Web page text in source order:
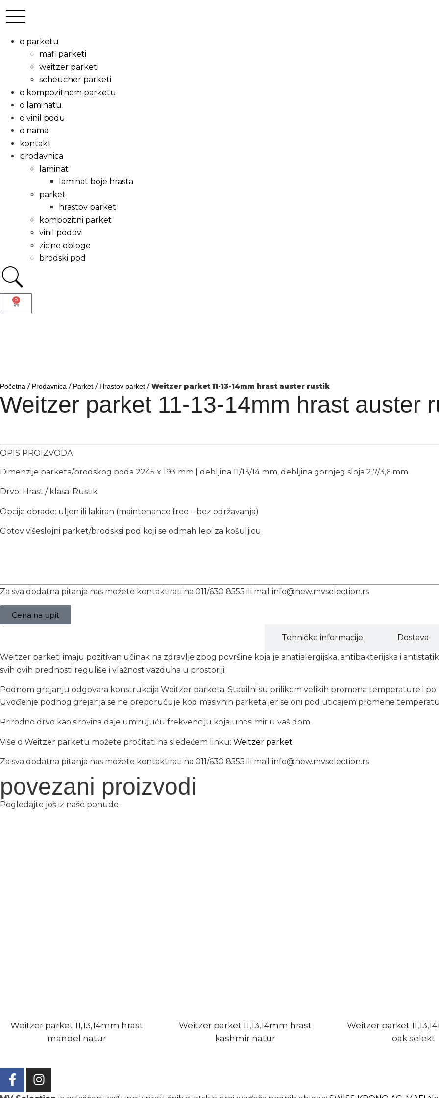
o parketu
mafi parketi
weitzer parketi
scheucher parketi
o kompozitnom parketu
o laminatu
o vinil podu
o nama
kontakt
prodavnica
laminat
laminat boje hrasta
parket
hrastov parket
kompozitni parket
vinil podovi
zidne obloge
brodski pod
0
Početna / Prodavnica / Parket / Hrastov parket /Weitzer parket 11-13-14mm hrast auster rustik
Weitzer parket 11-13-14mm hrast auster
OPIS PROIZVODA
Dimenzije parketa/brodskog poda 2245 x 193 mm | debljina 11/13/14 mm, debljina gornjeg sloja 2,7/3,6 mm.
Drvo: Hrast / klasa: Rustik
Opcije obrade: uljen ili lakiran (maintenance free – bez održavanja)
Gotov višeslojni parket/brodsksi pod koji se odmah lepi za košuljicu.
Za sva dodatna pitanja nas možete kontaktirati na 011/630 8555 ili mail info@new.mvselection.rs
Cena na upit
Tehničke informacije Dostava
Weitzer parketi imaju pozitivan učinak na zdravlje zbog površine koja je anatialergijska, antibakterijska i
svih ovih prednosti reguliše i vlažnost vazduha u prostoriji.
Podnom grejanju odgovara konstrukcija Weitzer parketa. Stabilni su prilikom velikih promena temperature i
Uvođenje podnog grejanja se ne preporučuje kod masivnih parketa jer se oni pod uticajem promene
Prirodno drvo kao sirovina daje umirujuću frekvenciju koja unosi mir u vaš dom.
Više o Weitzer parketu možete pročitati na sledećem linku: Weitzer parket.
Za sva dodatna pitanja nas možete kontaktirati na 011/630 8555 ili mail info@new.mvselection.rs
povezani proizvodi
Pogledajte još iz naše ponude
Weitzer parket 11,13,14mm hrast
mandel natur
Weitzer parket 11,13,14mm hrast
kashmir natur
Weitzer parket
oak selekt